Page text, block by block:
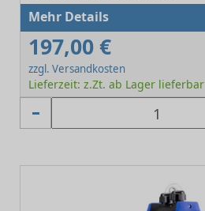
Mehr Details
197,00 €
zzgl. Versandkosten
Lieferzeit: z.Zt. ab Lager lieferbar